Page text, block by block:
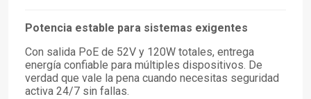
Potencia estable para sistemas exigentes
Con salida PoE de 52V y 120W totales, entrega
energía confiable para múltiples dispositivos. De
verdad que vale la pena cuando necesitas seguridad
activa 24/7 sin fallas.